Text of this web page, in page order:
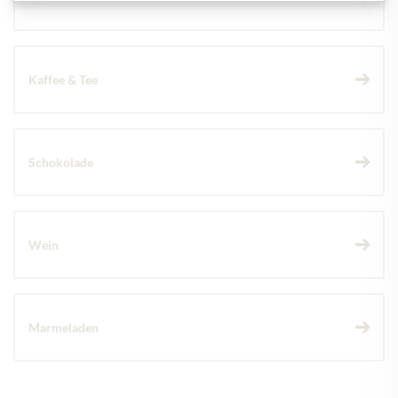
Kaffee & Tee
Schokolade
Wein
Marmeladen